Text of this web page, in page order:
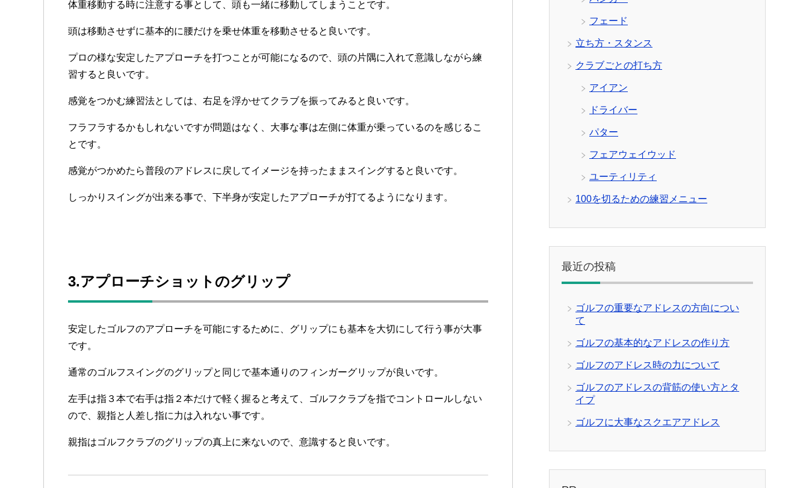
体重移動する時に注意する事として、頭も一緒に移動してしまうことです。
頭は移動させずに基本的に腰だけを乗せ体重を移動させると良いです。
プロの様な安定したアプローチを打つことが可能になるので、頭の片隅に入れて意識しながら練
習すると良いです。
感覚をつかむ練習法としては、右足を浮かせてクラブを振ってみると良いです。
フラフラするかもしれないですが問題はなく、大事な事は左側に体重が乗っているのを感じるこ
とです。
感覚がつかめたら普段のアドレスに戻してイメージを持ったままスイングすると良いです。
しっかりスイングが出来る事で、下半身が安定したアプローチが打てるようになります。
3.アプローチショットのグリップ
安定したゴルフのアプローチを可能にするために、グリップにも基本を大切にして行う事が大事
です。
通常のゴルフスイングのグリップと同じで基本通りのフィンガーグリップが良いです。
左手は指３本で右手は指２本だけで軽く握ると考えて、ゴルフクラブを指でコントロールしない
ので、親指と人差し指に力は入れない事です。
親指はゴルフクラブのグリップの真上に来ないので、意識すると良いです。
フェード
立ち方・スタンス
クラブごとの打ち方
アイアン
ドライバー
パター
フェアウェイウッド
ユーティリティ
100を切るための練習メニュー
最近の投稿
ゴルフの重要なアドレスの方向につい
て
ゴルフの基本的なアドレスの作り方
ゴルフのアドレス時の力について
ゴルフのアドレスの背筋の使い方とタ
イプ
ゴルフに大事なスクエアアドレス